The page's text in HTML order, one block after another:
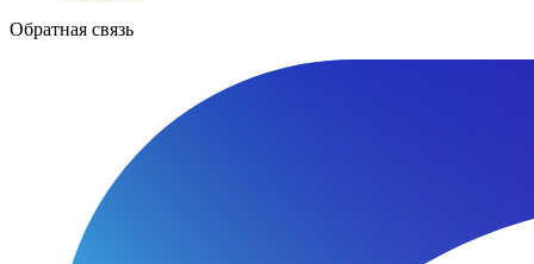
Обратная связь